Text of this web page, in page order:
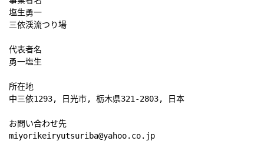
塩生勇一
三依渓流つり場
代表者名
勇一塩生
所在地
中三依1293, 日光市, 栃木県321-2803, 日本
お問い合わせ先
miyorikeiryutsuriba@yahoo.co.jp